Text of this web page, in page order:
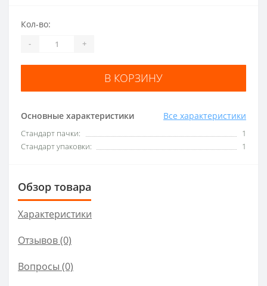
Основные характеристики Все характеристики
Стандарт пачки:
1
Стандарт упаковки:
1
Кол-во:
- +
В КОРЗИНУ
Обзор товара
Характеристики
Отзывов (0)
Вопросы (0)